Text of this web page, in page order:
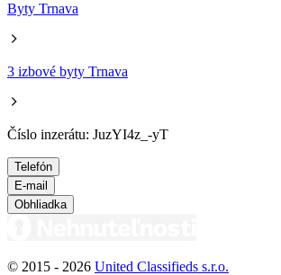
Byty Trnava
3 izbové byty Trnava
Číslo inzerátu: JuzYI4z_-yT
Telefón
E-mail
Obhliadka
© 2015 - 2026 United Classifieds s.r.o.